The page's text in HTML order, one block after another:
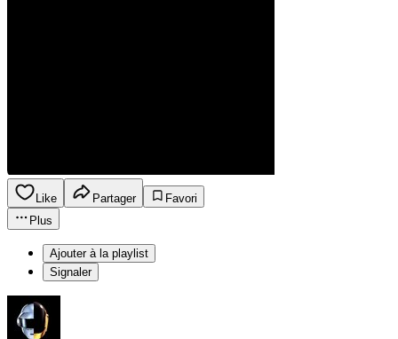
Like Partager
Favori
Plus
Ajouter à la playlist
Signaler